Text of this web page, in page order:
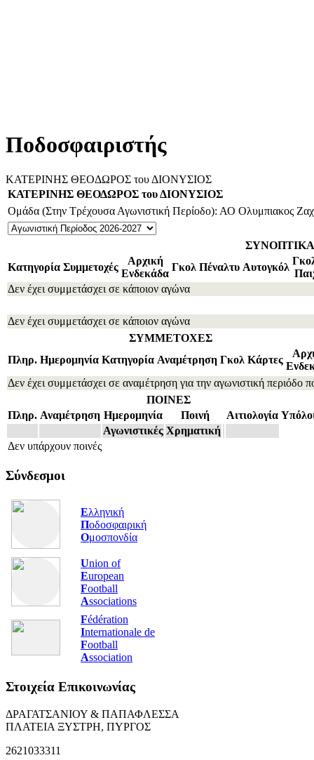
Ποδοσφαιριστής
ΚΑΤΕΡΙΝΗΣ ΘΕΟΔΩΡΟΣ του ΔΙΟΝΥΣΙΟΣ
ΚΑΤΕΡΙΝΗΣ ΘΕΟΔΩΡΟΣ του ΔΙΟΝΥΣΙΟΣ
Ομάδα (Στην Τρέχουσα Αγωνιστική Περίοδο): ΑΟ Ολυμπιακος
ΣΥΝΟΠΤΙΚΑ
Κατηγορία Συμμετοχές
Αρχική
Ενδεκάδα
Γκολ Πέναλτυ Αυτογκόλ
Δεν έχει συμμετάσχει σε κάποιον αγώνα
Δεν έχει συμμετάσχει σε κάποιον αγώνα
ΣΥΜΜΕΤΟΧΕΣ
Πληρ. Ημερομηνία Κατηγορία Αναμέτρηση Γκολ Κάρτες
Δεν έχει συμμετάσχει σε αναμέτρηση για την αγωνιστική περιόδο
ΠΟΙΝΕΣ
Πληρ. Αναμέτρηση Ημερομηνία Ποινή Αιτιολογία
Αγωνιστικές Χρηματική
Δεν υπάρχουν ποινές
Σύνδεσμοι
Ελληνική
Ποδοσφαιρική
Ομοσπονδία
Union of
European
Football
Associations
Fédération
Internationale de
Football
Association
Στοιχεία Επικοινωνίας
ΔΡΑΓΑΤΣΑΝΙΟΥ & ΠΑΠΑΦΛΕΣΣΑ
ΠΛΑΤΕΙΑ ΞΥΣΤΡΗ, ΠΥΡΓΟΣ
2621033311